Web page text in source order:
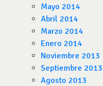
Mayo 2014
Abril 2014
Marzo 2014
Enero 2014
Noviembre 2013
Septiembre 2013
Agosto 2013